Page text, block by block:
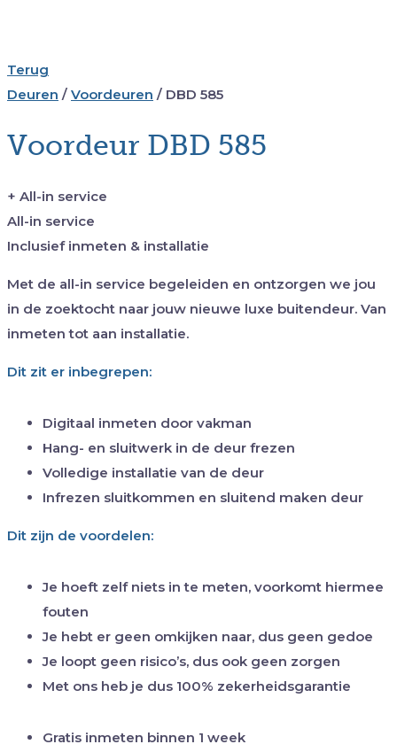
Terug
Deuren / Voordeuren / DBD 585
Voordeur DBD 585
+ All-in service
All-in service
Inclusief inmeten & installatie
Met de all-in service begeleiden en ontzorgen we jou
in de zoektocht naar jouw nieuwe luxe buitendeur. Van
inmeten tot aan installatie.
Dit zit er inbegrepen:
Digitaal inmeten door vakman
Hang- en sluitwerk in de deur frezen
Volledige installatie van de deur
Infrezen sluitkommen en sluitend maken deur
Dit zijn de voordelen:
Je hoeft zelf niets in te meten, voorkomt hiermee
fouten
Je hebt er geen omkijken naar, dus geen gedoe
Je loopt geen risico’s, dus ook geen zorgen
Met ons heb je dus 100% zekerheidsgarantie
Gratis inmeten binnen 1 week